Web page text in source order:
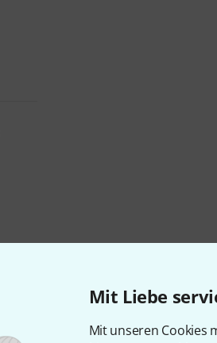
Mit Liebe
Mit unseren Cookies